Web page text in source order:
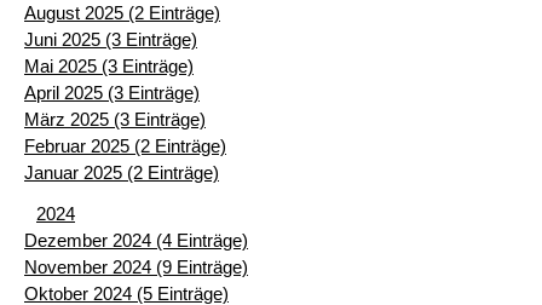
August 2025 (2 Einträge)
Juni 2025 (3 Einträge)
Mai 2025 (3 Einträge)
April 2025 (3 Einträge)
März 2025 (3 Einträge)
Februar 2025 (2 Einträge)
Januar 2025 (2 Einträge)
2024
Dezember 2024 (4 Einträge)
November 2024 (9 Einträge)
Oktober 2024 (5 Einträge)